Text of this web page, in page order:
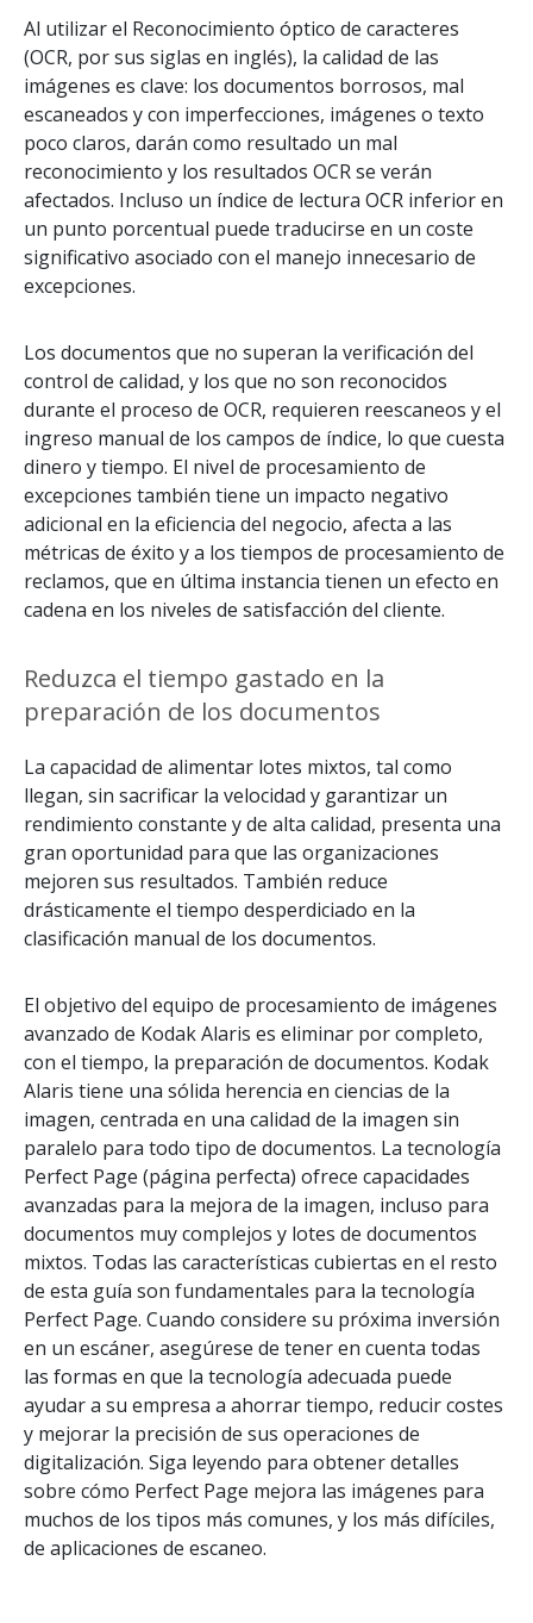
Al utilizar el Reconocimiento óptico de caracteres
(OCR, por sus siglas en inglés), la calidad de las
imágenes es clave: los documentos borrosos, mal
escaneados y con imperfecciones, imágenes o texto
poco claros, darán como resultado un mal
reconocimiento y los resultados OCR se verán
afectados. Incluso un índice de lectura OCR inferior en
un punto porcentual puede traducirse en un coste
significativo asociado con el manejo innecesario de
excepciones.
Los documentos que no superan la verificación del
control de calidad, y los que no son reconocidos
durante el proceso de OCR, requieren reescaneos y el
ingreso manual de los campos de índice, lo que cuesta
dinero y tiempo. El nivel de procesamiento de
excepciones también tiene un impacto negativo
adicional en la eficiencia del negocio, afecta a las
métricas de éxito y a los tiempos de procesamiento de
reclamos, que en última instancia tienen un efecto en
cadena en los niveles de satisfacción del cliente.
Reduzca el tiempo gastado en la
preparación de los documentos
La capacidad de alimentar lotes mixtos, tal como
llegan, sin sacrificar la velocidad y garantizar un
rendimiento constante y de alta calidad, presenta una
gran oportunidad para que las organizaciones
mejoren sus resultados. También reduce
drásticamente el tiempo desperdiciado en la
clasificación manual de los documentos.
El objetivo del equipo de procesamiento de imágenes
avanzado de Kodak Alaris es eliminar por completo,
con el tiempo, la preparación de documentos. Kodak
Alaris tiene una sólida herencia en ciencias de la
imagen, centrada en una calidad de la imagen sin
paralelo para todo tipo de documentos. La tecnología
Perfect Page (página perfecta) ofrece capacidades
avanzadas para la mejora de la imagen, incluso para
documentos muy complejos y lotes de documentos
mixtos. Todas las características cubiertas en el resto
de esta guía son fundamentales para la tecnología
Perfect Page. Cuando considere su próxima inversión
en un escáner, asegúrese de tener en cuenta todas
las formas en que la tecnología adecuada puede
ayudar a su empresa a ahorrar tiempo, reducir costes
y mejorar la precisión de sus operaciones de
digitalización. Siga leyendo para obtener detalles
sobre cómo Perfect Page mejora las imágenes para
muchos de los tipos más comunes, y los más difíciles,
de aplicaciones de escaneo.